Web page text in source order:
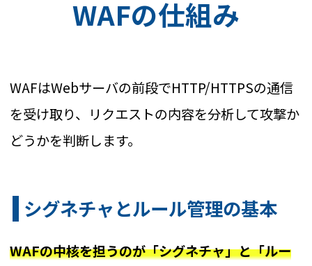
WAFの仕組み
WAFはWebサーバの前段でHTTP/HTTPSの通信
を受け取り、リクエストの内容を分析して攻撃か
どうかを判断します。
シグネチャとルール管理の基本
WAFの中核を担うのが「シグネチャ」と「ルー